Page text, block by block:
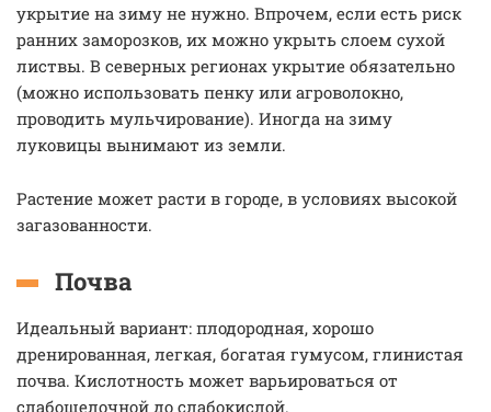
укрытие на зиму не нужно. Впрочем, если есть риск
ранних заморозков, их можно укрыть слоем сухой
листвы. В северных регионах укрытие обязательно
(можно использовать пенку или агроволокно,
проводить мульчирование). Иногда на зиму
луковицы вынимают из земли.
Растение может расти в городе, в условиях высокой
загазованности.
Почва
Идеальный вариант: плодородная, хорошо
дренированная, легкая, богатая гумусом, глинистая
почва. Кислотность может варьироваться от
слабощелочной до слабокислой.